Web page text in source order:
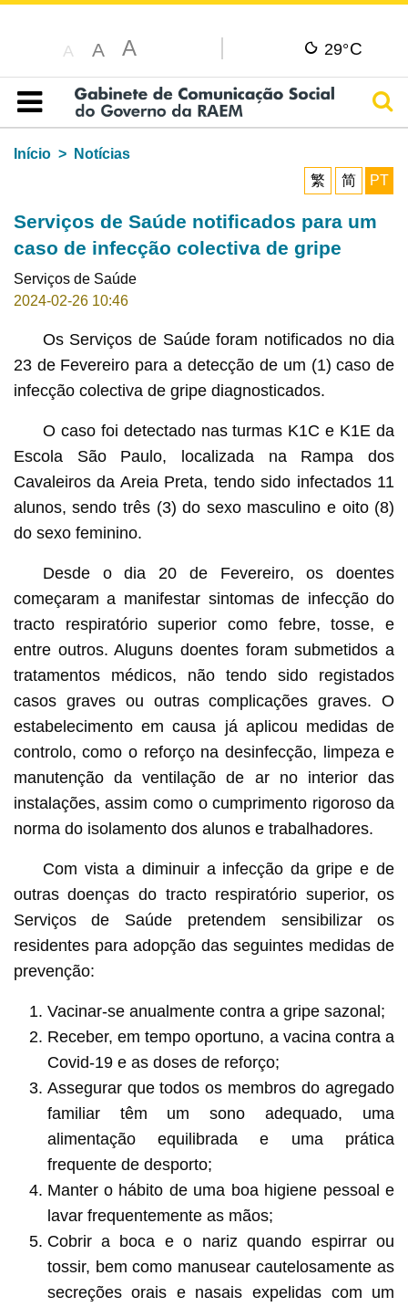
A A A 29°C
Índice
Início
Notícias
繁
简 PT
Serviços de Saúde notificados para um
caso de infecção colectiva de gripe
Serviços de Saúde
2024-02-26 10:46
Os Serviços de Saúde foram notificados no dia
23 de Fevereiro para a detecção de um (1) caso de
infecção colectiva de gripe diagnosticados.
O caso foi detectado nas turmas K1C e K1E da
Escola São Paulo, localizada na Rampa dos
Cavaleiros da Areia Preta, tendo sido infectados 11
alunos, sendo três (3) do sexo masculino e oito (8)
do sexo feminino.
Desde o dia 20 de Fevereiro, os doentes
começaram a manifestar sintomas de infecção do
tracto respiratório superior como febre, tosse, e
entre outros. Aluguns doentes foram submetidos a
tratamentos médicos, não tendo sido registados
casos graves ou outras complicações graves. O
estabelecimento em causa já aplicou medidas de
controlo, como o reforço na desinfecção, limpeza e
manutenção da ventilação de ar no interior das
instalações, assim como o cumprimento rigoroso da
norma do isolamento dos alunos e trabalhadores.
Com vista a diminuir a infecção da gripe e de
outras doenças do tracto respiratório superior, os
Serviços de Saúde pretendem sensibilizar os
residentes para adopção das seguintes medidas de
prevenção:
Vacinar-se anualmente contra a gripe sazonal;
Receber, em tempo oportuno, a vacina contra a
Covid-19 e as doses de reforço;
Assegurar que todos os membros do agregado
familiar têm um sono adequado, uma
alimentação equilibrada e uma prática
frequente de desporto;
Manter o hábito de uma boa higiene pessoal e
lavar frequentemente as mãos;
Cobrir a boca e o nariz quando espirrar ou
tossir, bem como manusear cautelosamente as
secreções orais e nasais expelidas com um